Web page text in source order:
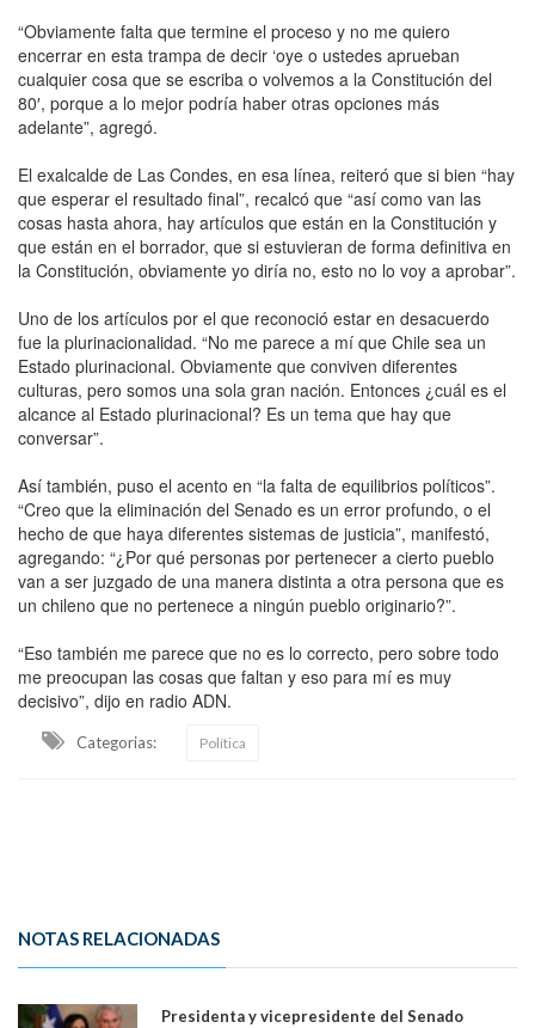
“Obviamente falta que termine el proceso y no me quiero
encerrar en esta trampa de decir ‘oye o ustedes aprueban
cualquier cosa que se escriba o volvemos a la Constitución del
80′, porque a lo mejor podría haber otras opciones más
adelante”, agregó.
El exalcalde de Las Condes, en esa línea, reiteró que si bien “hay
que esperar el resultado final”, recalcó que “así como van las
cosas hasta ahora, hay artículos que están en la Constitución y
que están en el borrador, que si estuvieran de forma definitiva en
la Constitución, obviamente yo diría no, esto no lo voy a aprobar”.
Uno de los artículos por el que reconoció estar en desacuerdo
fue la plurinacionalidad. “No me parece a mí que Chile sea un
Estado plurinacional. Obviamente que conviven diferentes
culturas, pero somos una sola gran nación. Entonces ¿cuál es el
alcance al Estado plurinacional? Es un tema que hay que
conversar”.
Así también, puso el acento en “la falta de equilibrios políticos”.
“Creo que la eliminación del Senado es un error profundo, o el
hecho de que haya diferentes sistemas de justicia”, manifestó,
agregando: “¿Por qué personas por pertenecer a cierto pueblo
van a ser juzgado de una manera distinta a otra persona que es
un chileno que no pertenece a ningún pueblo originario?”.
“Eso también me parece que no es lo correcto, pero sobre todo
me preocupan las cosas que faltan y eso para mí es muy
decisivo”, dijo en radio ADN.
Categorias: Política
NOTAS RELACIONADAS
Presidenta y vicepresidente del Senado